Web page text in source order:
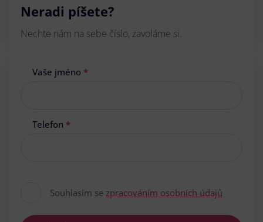
Neradi píšete?
Nechte nám na sebe číslo, zavoláme si.
Vaše jméno *
Telefon *
Souhlasím se zpracováním osobních údajů